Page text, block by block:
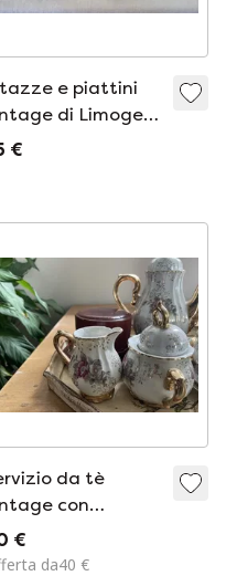
e piattini
di Limoges
decorazioni
€
da tè
con
dorati e
floreale.
€
da40 €